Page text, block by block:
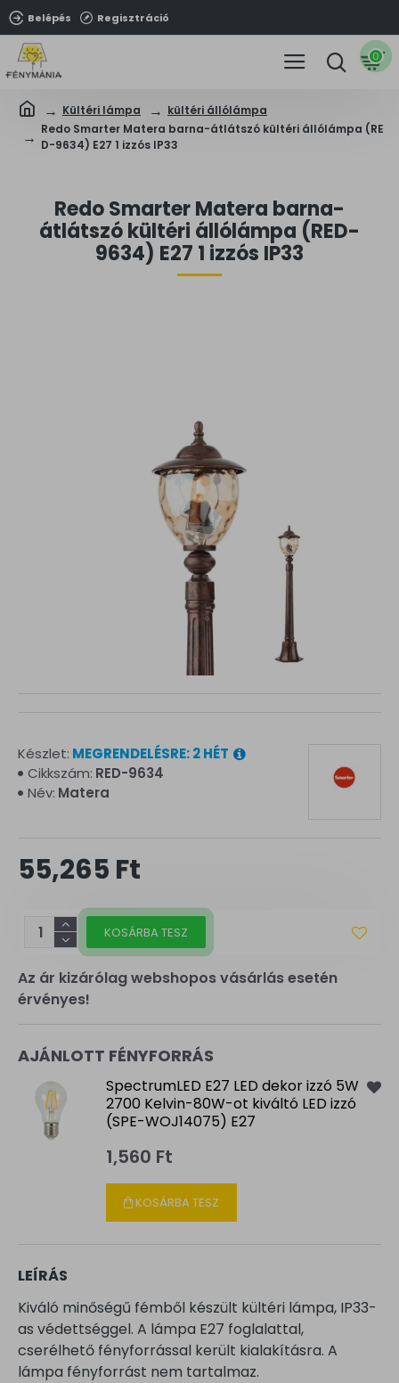
Belépés Regisztráció
0
Kültéri lámpa
kültéri állólámpa
Redo Smarter Matera barna-átlátszó kültéri állólámpa (RE
D-9634) E27 1 izzós IP33
Redo Smarter Matera barna-
átlátszó kültéri állólámpa (RED-
9634) E27 1 izzós IP33
Az ár kizárólag webshopos vásárlás esetén
érvényes!
55,265 Ft
Készlet: MEGRENDELÉSRE: 2 HÉT
Cikkszám: RED-9634
Név: Matera
KOSÁRBA TESZ
AJÁNLOTT FÉNYFORRÁS
SpectrumLED E27 LED dekor izzó 5W
2700 Kelvin-80W-ot kiváltó LED izzó
(SPE-WOJ14075) E27
1,560 Ft
KOSÁRBA TESZ
LEÍRÁS
Kiváló minőségű fémből készült kültéri lámpa, IP33-
as védettséggel. A lámpa E27 foglalattal,
cserélhető fényforrással került kialakításra. A
lámpa fényforrást nem tartalmaz.